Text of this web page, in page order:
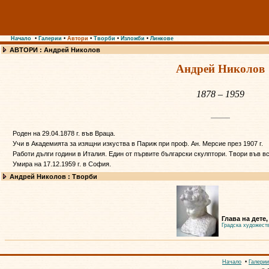
Начало • Галерии • Автори • Творби • Изложби • Линкове
АВТОРИ : Андрей Николов
Андрей Николов
1878 – 1959
Роден на 29.04.1878 г. във Враца.
Учи в Академията за изящни изкуства в Париж при проф. Ан. Мерсие през 1907 г.
Работи дълги години в Италия. Един от първите български скулптори. Твори във
Умира на 17.12.1959 г. в София.
Андрей Николов : Творби
Глава на дете,
Градска
Начало • Галерии